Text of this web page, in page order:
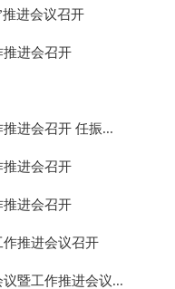
进会议召开
进会召开
进会召开 任振...
进会召开
进会召开
推进会议召开
暨工作推进会议...